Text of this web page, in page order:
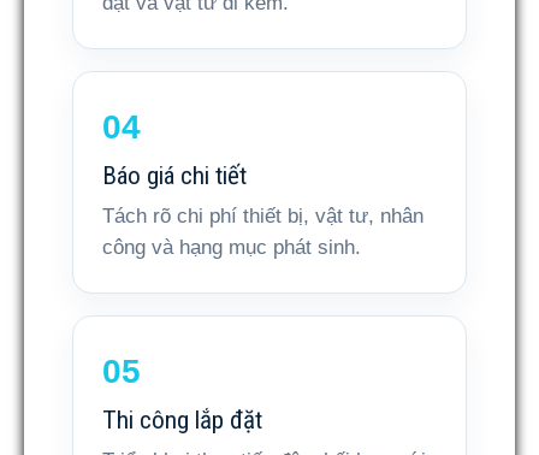
Báo giá chi tiết
Tách rõ chi phí thiết bị, vật tư, nhân
công và hạng mục phát sinh.
Thi công lắp đặt